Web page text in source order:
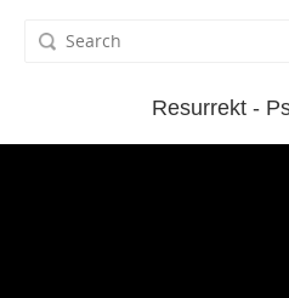
Resurrekt -